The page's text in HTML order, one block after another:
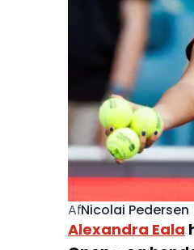
AfNicolai Pedersen
Alexandra Eala